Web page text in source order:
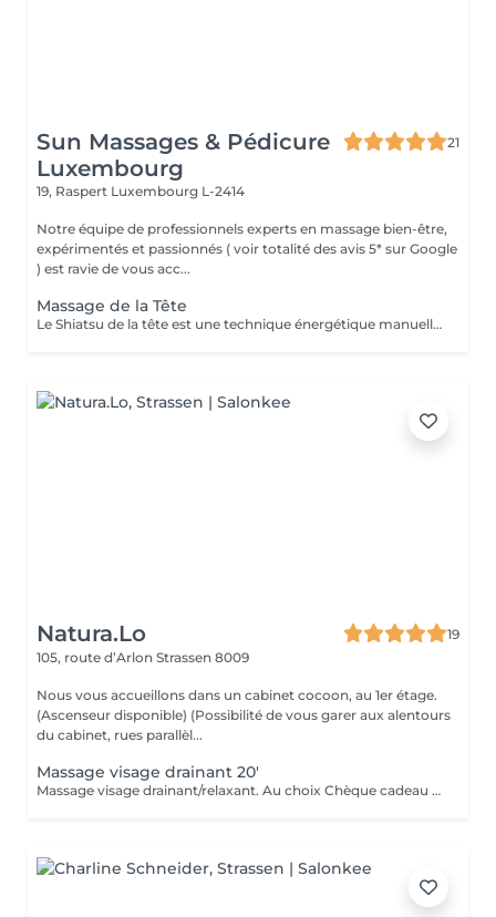
Sun Massages & Pédicure
Luxembourg
21
19, Raspert Luxembourg L-2414
Notre équipe de professionnels experts en massage bien-être,
expérimentés et passionnés ( voir totalité des avis 5* sur Google
) est ravie de vous acc...
Massage de la Tête
Le Shiatsu de la tête est une technique énergétique manuelle du crâne, du visage et de la nuque qui permet d'harmoniser l'énergie dans les deux hémisphères du cerveau. Ce soin libère le flux de l'énergie subtile dans le corps, améliore la circulation. La technique consiste en la stimulation des points énergétiques de la zone par des petites pressions digitales et le drainage lymphatique pour évacuer les toxines par des mouvements glissés. Ce soin du visage est rajeunissant et très complet. Il permet de détoxifier la peau et de la rendre plus lisse et éclatante. Cette technique plonge le receveur dans une relaxation profonde qui renforce les capacités d'auto-guérison de l'organisme qui se ressource grâce au repos procuré par le soin. Le Shiatsu de la tête est indiqué dans les cas de : troubles du sommeil, stress, anxiété, nervosité, déprime, tristesse, tensions du cou et des épaules, fatigue oculaire et auditive, maux de tête, ...
Natura.Lo
19
105, route d’Arlon Strassen 8009
Nous vous accueillons dans un cabinet cocoon, au 1er étage.
(Ascenseur disponible) (Possibilité de vous garer aux alentours
du cabinet, rues parallèl...
Massage visage drainant 20'
Massage visage drainant/relaxant. Au choix Chèque cadeau disponible (Montant de votre choix, celui-ci est à indiquer lors de votre demande)